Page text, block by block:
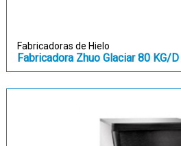
Fabricadoras de Hielo
Fabricadora Zhuo Glaciar 80 KG/D